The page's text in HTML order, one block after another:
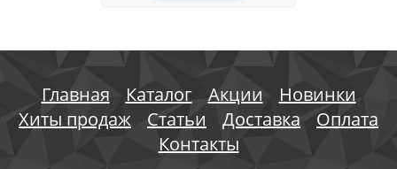
Главная Каталог Акции
Новинки
Хиты продаж
Статьи Доставка
Оплата
Контакты